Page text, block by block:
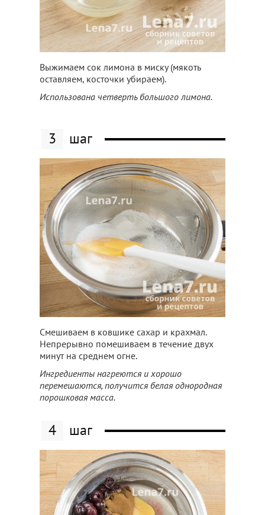
Выжимаем сок лимона в миску (мякоть
оставляем, косточки убираем).
Использована четверть большого лимона.
3 шаг
Смешиваем в ковшике сахар и крахмал.
Непрерывно помешиваем в течение двух
минут на среднем огне.
Ингредиенты нагреются и хорошо
перемешаются, получится белая однородная
порошковая масса.
4 шаг